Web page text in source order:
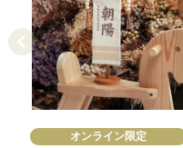
オンライン限定